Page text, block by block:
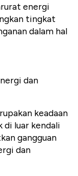
energi
tingkat
dalam hal
dan
keadaan
di luar kendali
gangguan
dan